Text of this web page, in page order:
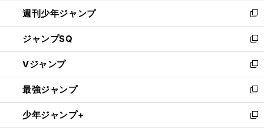
く
週刊少年ジャンプ
新
し
い
ウ
ィ
ン
ド
ウ
で
開
ジャンプSQ
新
し
い
ウ
ィ
ン
ド
ウ
Vジャンプ
新
し
い
ウ
ィ
ン
最強ジャンプ
新
し
い
ウ
少年ジャンプ+
新
し